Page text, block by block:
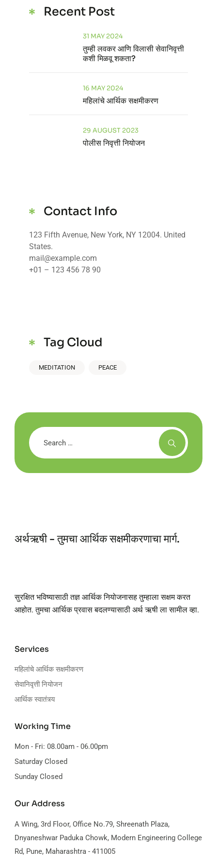
Recent Post
तुम्ही लवकर आणि विलासी सेवानिवृत्ती
कशी मिळवू शकता?
31 MAY 2024
महिलांचे आर्थिक सक्षमीकरण
16 MAY 2024
पोलीस निवृत्ती नियोजन
29 AUGUST 2023
Contact Info
123 Fifth Avenue, New York, NY 12004. United
States.
mail@example.com
+01 – 123 456 78 90
Tag Cloud
MEDITATION PEACE
अर्थऋषी - तुमचा आर्थिक सक्षमीकरणाचा मार्ग.
सुरक्षित भविष्यासाठी तज्ञ आर्थिक नियोजनासह तुम्हाला सक्षम करत
आहोत. तुमचा आर्थिक प्रवास बदलण्यासाठी अर्थ ऋषी ला सामील व्हा.
Services
महिलांचे आर्थिक सक्षमीकरण
सेवानिवृत्ती नियोजन
आर्थिक स्वातंत्र्य
Working Time
Mon - Fri: 08.00am - 06.00pm
Saturday Closed
Sunday Closed
Our Address
A Wing, 3rd Floor, Office No.79, Shreenath Plaza,
Dnyaneshwar Paduka Chowk, Modern Engineering College
Rd, Pune, Maharashtra - 411005